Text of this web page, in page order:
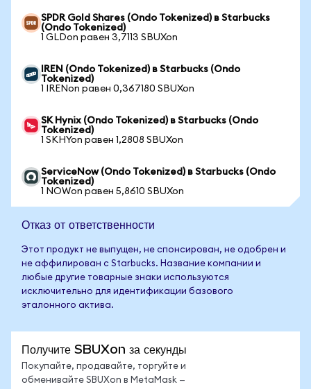
SPDR Gold Shares (Ondo Tokenized) в Starbucks
(Ondo Tokenized)
1 GLDon равен 3,7113 SBUXon
IREN (Ondo Tokenized) в Starbucks (Ondo
Tokenized)
1 IRENon равен 0,367180 SBUXon
SK Hynix (Ondo Tokenized) в Starbucks (Ondo
Tokenized)
1 SKHYon равен 1,2808 SBUXon
ServiceNow (Ondo Tokenized) в Starbucks (Ondo
Tokenized)
1 NOWon равен 5,8610 SBUXon
Отказ от ответственности
Этот продукт не выпущен, не спонсирован, не одобрен и
не аффилирован с Starbucks. Название компании и
любые другие товарные знаки используются
исключительно для идентификации базового
эталонного актива.
Получите SBUXon за секунды
Покупайте, продавайте, торгуйте и
обменивайте SBUXon в MetaMask —